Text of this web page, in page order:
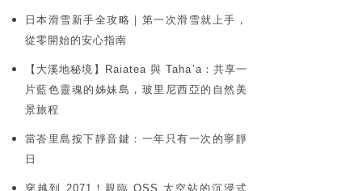
日本滑雪新手全攻略｜第一次滑雪就上手，
從零開始的安心指南
【大溪地秘境】Raiatea 與 Taha’a：共享一
片藍色靈魂的姊妹島，玻里尼西亞的自然美
景旅程
當峇里島按下靜音鍵：一年只有一次的寧靜
日
穿越到 2071！親臨 OSS 太空站的沉浸式